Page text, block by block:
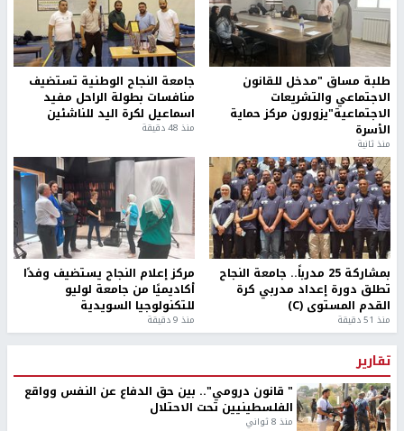
طلبة مساق "مدخل للقانون
الاجتماعي والتشريعات
الاجتماعية"يزورون مركز حماية
الأسرة
منذ ثانية
جامعة النجاح الوطنية تستضيف
منافسات بطولة الراحل مفيد
اسماعيل لكرة اليد للناشئين
منذ 48 دقيقة
بمشاركة 25 مدرباً.. جامعة النجاح
تطلق دورة إعداد مدربي كرة
القدم المستوى (C)
منذ 51 دقيقة
مركز إعلام النجاح يستضيف وفدًا
أكاديميًا من جامعة لوليو
للتكنولوجيا السويدية
منذ 9 دقيقة
تقارير
" قانون درومي".. بين حق الدفاع عن النفس وواقع
الفلسطينيين تحت الاحتلال
منذ 8 ثواني